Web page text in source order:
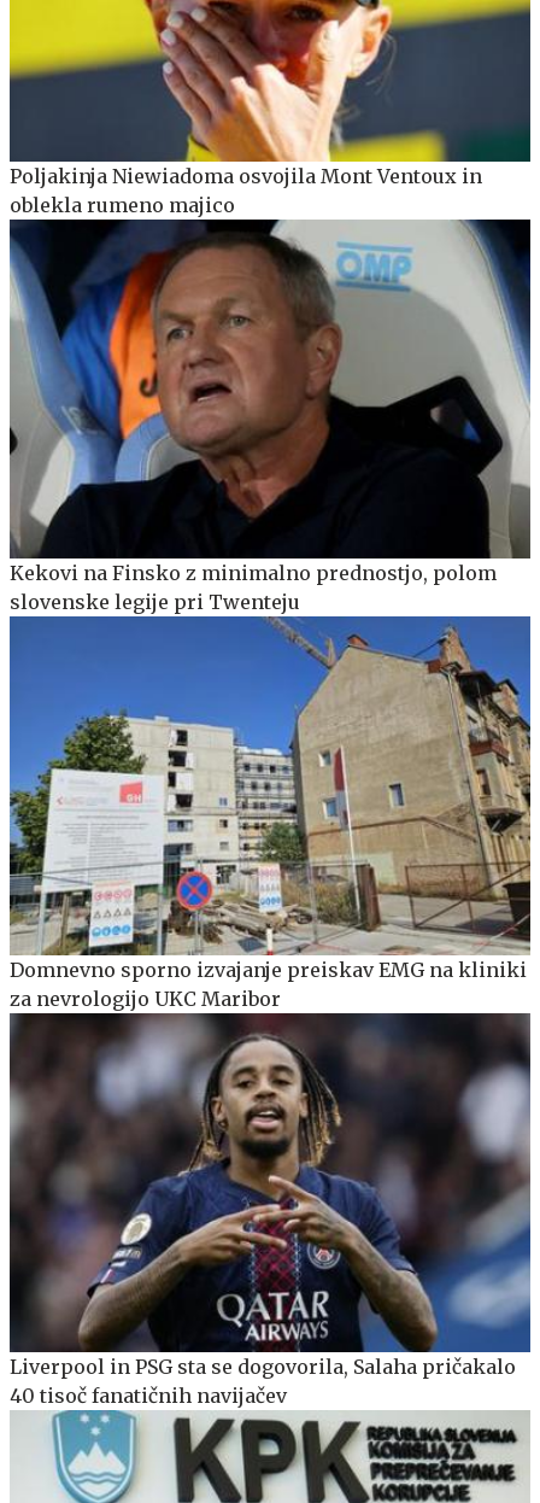
Poljakinja Niewiadoma osvojila Mont Ventoux in
oblekla rumeno majico
Kekovi na Finsko z minimalno prednostjo, polom
slovenske legije pri Twenteju
Domnevno sporno izvajanje preiskav EMG na kliniki
za nevrologijo UKC Maribor
Liverpool in PSG sta se dogovorila, Salaha pričakalo
40 tisoč fanatičnih navijačev